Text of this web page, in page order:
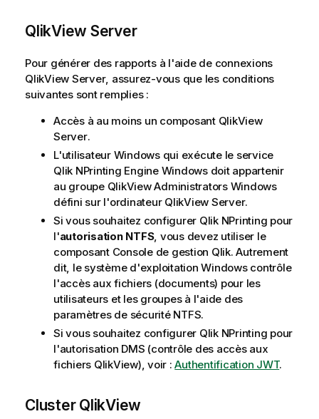
n
o
r
m
t
i
o
n
s
QlikView Server
Pour générer des rapports à l'aide de connexions
QlikView Server, assurez-vous que les conditions
suivantes sont remplies :
Accès à au moins un composant QlikView
Server.
L'utilisateur Windowsqui exécute le service
Qlik NPrinting Engine Windowsdoit appartenir
au groupe QlikView Administrators Windows
défini sur l'ordinateur QlikView Server.
Si vous souhaitez configurer Qlik NPrinting pour
l'autorisation NTFS, vous devez utiliser le
composant Console de gestion Qlik. Autrement
dit, le système d'exploitationWindowscontrôle
l'accès aux fichiers (documents) pour les
utilisateurs et les groupes à l'aide des
paramètres de sécurité NTFS.
Si vous souhaitez configurer Qlik NPrinting pour
l'autorisation DMS (contrôle des accès aux
fichiers QlikView), voir :Authentification JWT.
Cluster QlikView